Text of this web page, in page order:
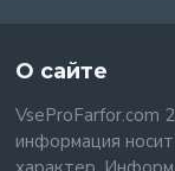
О сайте
VseProFarfor.com
информация